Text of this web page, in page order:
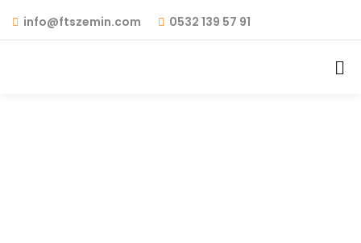
info@ftszemin.com 0532 139 57 91